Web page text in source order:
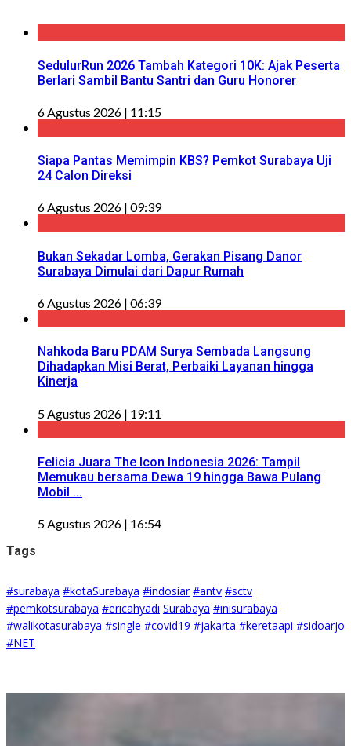
SedulurRun 2026 Tambah Kategori 10K: Ajak Peserta
Berlari Sambil Bantu Santri dan Guru Honorer
6 Agustus 2026 | 11:15
Siapa Pantas Memimpin KBS? Pemkot Surabaya Uji
24 Calon Direksi
6 Agustus 2026 | 09:39
Bukan Sekadar Lomba, Gerakan Pisang Danor
Surabaya Dimulai dari Dapur Rumah
6 Agustus 2026 | 06:39
Nahkoda Baru PDAM Surya Sembada Langsung
Dihadapkan Misi Berat, Perbaiki Layanan hingga
Kinerja
5 Agustus 2026 | 19:11
Felicia Juara The Icon Indonesia 2026: Tampil
Memukau bersama Dewa 19 hingga Bawa Pulang
Mobil ...
5 Agustus 2026 | 16:54
Tags
#surabaya #kotaSurabaya #indosiar #antv #sctv
#pemkotsurabaya #ericahyadi Surabaya #inisurabaya
#walikotasurabaya #single #covid19 #jakarta #keretaapi #sidoarjo
#NET